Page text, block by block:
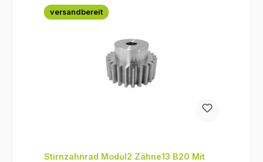
versandbereit
Stirnzahnrad Modul2 Zähne13 B20 Mit